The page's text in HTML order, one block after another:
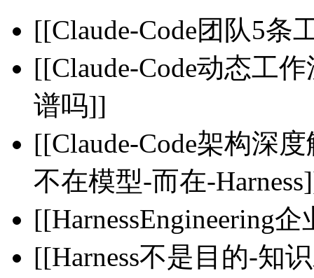
[[Claude-Code团队5条
[[Claude-Code动态工
谱吗]]
[[Claude-Code架构深
不在模型-而在-
[[HarnessEngineering
[[Harness不是目的-知